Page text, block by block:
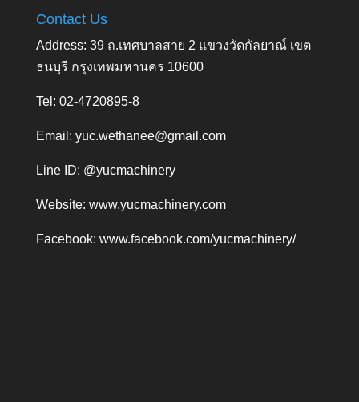
Contact Us
Address: 39 ถ.เทศบาลสาย 2 แขวงวัดกัลยาณ์ เขต
ธนบุรี กรุงเทพมหานคร 10600
Tel: 02-4720895-8
Email: yuc.wethanee@gmail.com
Line ID: @yucmachinery
Website: www.yucmachinery.com
Facebook: www.facebook.com/yucmachinery/